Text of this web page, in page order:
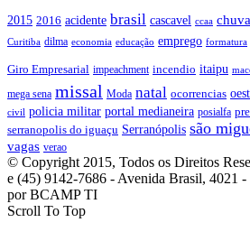
2015 2016 acidente brasil cascavel ccaa chuva
Curitiba dilma economia educação emprego formatura
Giro Empresarial impeachment incendio itaipu
mega sena missal Moda natal ocorrencias
civil policia militar portal medianeira posialfa
serranopolis do iguaçu Serranópolis são
vagas verao
© Copyright 2015, Todos os Direitos
e (45) 9142-7686 - Avenida Brasil, 4021
por BCAMP TI
Scroll To Top